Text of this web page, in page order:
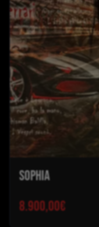
Sophia
8.900,00€